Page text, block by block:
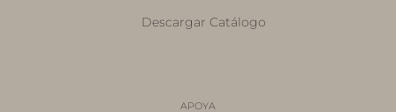
Descargar Catálogo
APOYA